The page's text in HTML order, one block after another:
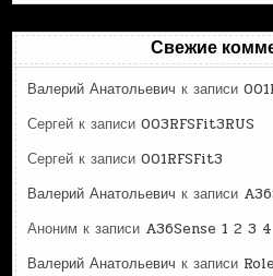
Свежие
Валерий Анатольевич к записи
Сергей к записи003RFSFit3RUS
Сергей к записи001RFSFit3
Валерий Анатольевич к записи
Аноним к записи A36Sense 1 2 3 4
Валерий Анатольевич к записи